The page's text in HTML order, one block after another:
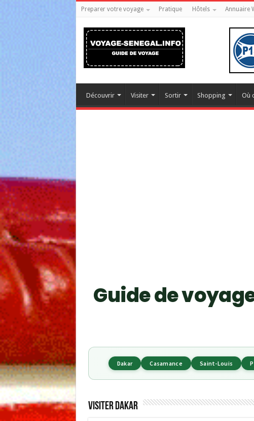
Preparer votre voyage Pratique Hôtels Annuaire
Découvrir Visiter Sortir Shopping Où
Guide de
Dakar Casamance Saint-Louis
Visiter Dakar